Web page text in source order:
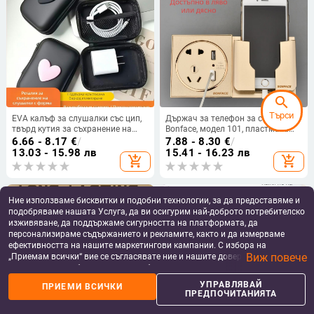
EVA калъф за слушалки със цип,
твърд кутия за съхранение на
слушалки и кабели, анти-натиск
дизайн, модел YJX-118
6.66 - 8.17 €/
13.03 - 15.98 лв
add_shopping_cart
Държач за телефон за стена
Bonface, модел 101, пластмаса
(Марка: Bonface; Модел: 101;
Материал: пластмаса;
Съвместим с: Други)
7.88 - 8.30 €/
15.41 - 16.23 лв
add_shopping_cart
Ние използваме бисквитки и подобни технологии, за да предоставяме и
подобряваме нашата Услуга, да ви осигурим най-доброто потребителско
изживяване, да поддържаме сигурността на платформата, да
персонализираме съдържанието и рекламите, както и да измерваме
ефективността на нашите маркетингови кампании. С избора на
„Приемам всички“ вие се съгласявате ние и нашите доверени партньори
да съхраняваме бисквитки и подобни технологии на вашето устройство
за рекламни и аналитични цели. Можете по всяко време да управлявате
своите предпочитания, като натиснете „Управлявай предпочитанията“.
За повече информация, моля, вижте нашата
Виж повече
ПРИЕМИ ВСИЧКИ
УПРАВЛЯВАЙ
ПРЕДПОЧИТАНИЯТА
search
Търси